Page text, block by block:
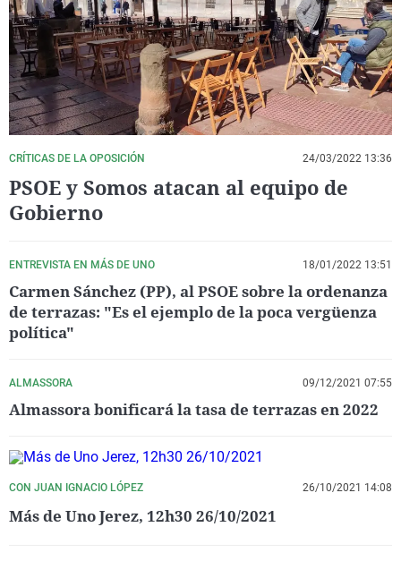
La rosa de los vientos
Gente viajera
Como el perro y el
Caso
Retornados
Equipo de
Operación Viuda
Extremadura
Galicia
La Rioja
Navarra
País Vasco
Virales
Televisión
Elecciones
CRÍTICAS DE LA OPOSICIÓN 24/03/2022 13:36
PSOE y Somos atacan al equipo de
Gobierno
ENTREVISTA EN MÁS DE UNO 18/01/2022 13:51
Carmen Sánchez (PP), al PSOE sobre la ordenanza
de terrazas: "Es el ejemplo de la poca vergüenza
política"
ALMASSORA 09/12/2021 07:55
Almassora bonificará la tasa de terrazas en 2022
CON JUAN IGNACIO LÓPEZ 26/10/2021 14:08
Más de Uno Jerez, 12h30 26/10/2021